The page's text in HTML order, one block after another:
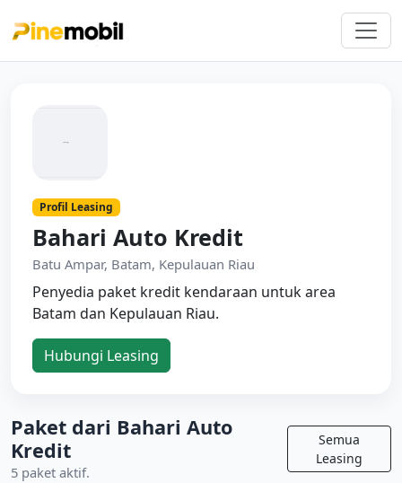
Profil Leasing
Bahari Auto Kredit
Batu Ampar, Batam, Kepulauan Riau
Penyedia paket kredit kendaraan untuk area
Batam dan Kepulauan Riau.
Hubungi Leasing
Paket dari Bahari Auto
Kredit
5 paket aktif.
Semua
Leasing